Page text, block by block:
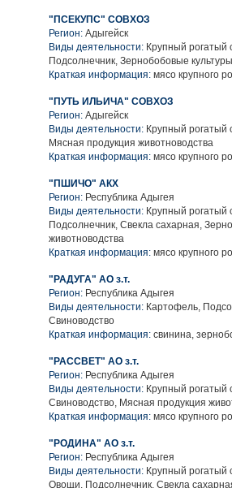
"ПСЕКУПС" СОВХОЗ
Регион: Адыгейск
Виды деятельности: Крупный рогатый
Подсолнечник, Зернобобовые
Краткая информация: мясо крупного
"ПУТЬ ИЛЬИЧА" СОВХОЗ
Регион: Адыгейск
Виды деятельности: Крупный рогатый
Мясная продукция животноводства
Краткая информация: мясо крупного
"ПШИЧО" АКХ
Регион: Республика Адыгея
Виды деятельности: Крупный рогатый
Подсолнечник, Свекла сахарная,
животноводства
Краткая информация: мясо крупного
"РАДУГА" АО з.т.
Регион: Республика Адыгея
Виды деятельности: Картофель,
Свиноводство
Краткая информация: свинина,
"РАССВЕТ" АО з.т.
Регион: Республика Адыгея
Виды деятельности: Крупный рогатый
Свиноводство, Мясная продукция
Краткая информация: мясо крупного
"РОДИНА" АО з.т.
Регион: Республика Адыгея
Виды деятельности: Крупный рогатый
Овощи, Подсолнечник, Свекла